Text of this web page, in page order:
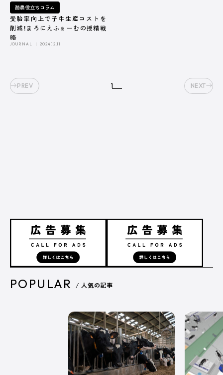
株式会社デーリィジャパン社は、酪農総合情報誌『Dairy
Japan』をはじめとする酪農家のための出版会社。
酪農がますます面白くなり、酪農場がどんどん魅力的になってい
く―そのための酪農専門誌を出版しています。
創業
代表取締役
酪農役立ちコラム
受胎率向上で子牛生産コストを
削減！まろにえふぁーむの授精戦
略
JOURNAL 2024.12.11
PREV 1 NEXT
POPULAR / 人気の記事